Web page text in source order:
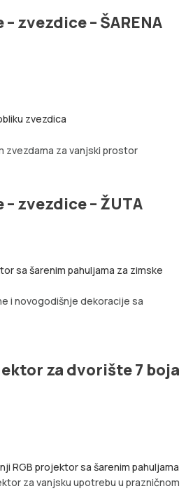
zvezdice – ŠARENA
zvezdice – ŽUTA
za dvorište 7 boja